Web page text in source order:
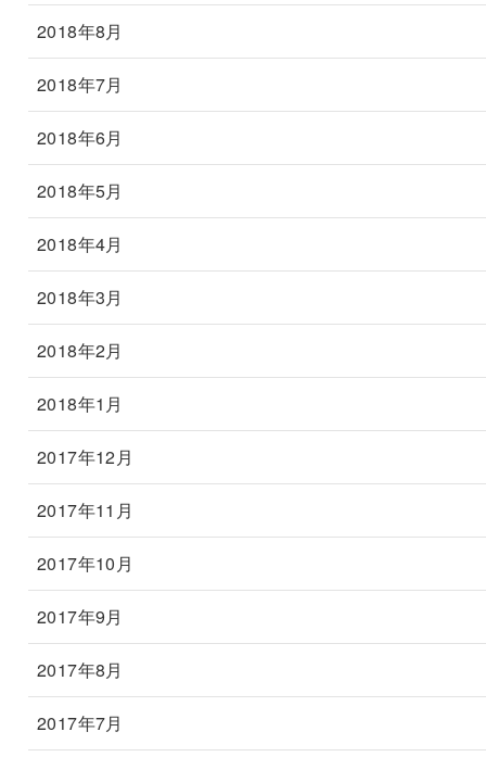
2018年8月
2018年7月
2018年6月
2018年5月
2018年4月
2018年3月
2018年2月
2018年1月
2017年12月
2017年11月
2017年10月
2017年9月
2017年8月
2017年7月